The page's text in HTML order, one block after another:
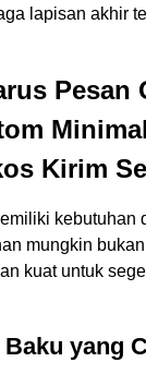
lapisan akhir
Pesan
Kirim
kebutuhan
mungkin
kuat untuk
yang